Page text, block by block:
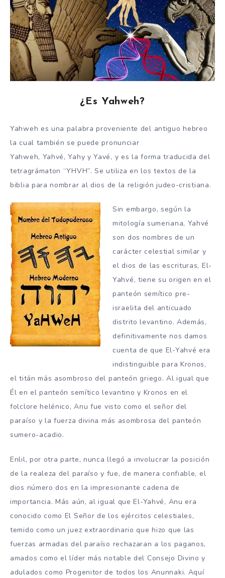
¿Es Yahweh?
Yahweh es una palabra proveniente del antiguo hebreo
la cual también se puede pronunciar
Yahweh, Yahvé, Yahy y Yavé, y es la forma traducida del
tetragrámaton “YHVH”. Se utiliza en los textos de la
biblia para nombrar al dios de la religión judeo-cristiana.
Sin embargo, según la
mitología sumeriana, Yahvé
son dos nombres de un
carácter celestial similar y
el dios de las escrituras, El-
Yahvé, tiene su origen en el
panteón semítico pre-
israelita del anticuado
distrito levantino. Además,
definitivamente nos damos
cuenta de que El-Yahvé era
indistinguible para Kronos,
el titán más asombroso del panteón griego. Al igual que
Él en el panteón semítico levantino y Kronos en el
folclore helénico, Anu fue visto como el señor del
paraíso y la fuerza divina más asombrosa del panteón
sumero-acadio.
Enlil, por otra parte, nunca llegó a involucrar la posición
de la realeza del paraíso y fue, de manera confiable, el
dios número dos en la impresionante cadena de
importancia. Más aún, al igual que El-Yahvé, Anu era
conocido como El Señor de los ejércitos celestiales,
temido como un juez extraordinario que hizo que las
fuerzas armadas del paraíso rechazaran a los paganos,
amados como el líder más notable del Consejo Divino y
adulados como Progenitor de todos los Anunnaki. Aquí